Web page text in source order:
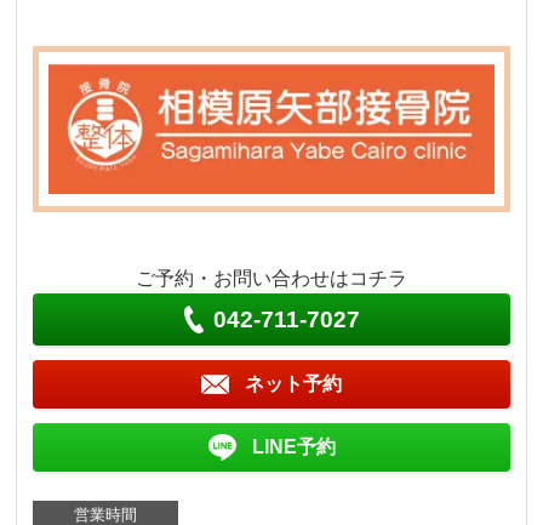
ご予約・お問い合わせはコチラ
042-711-7027
ネット予約
LINE予約
営業時間